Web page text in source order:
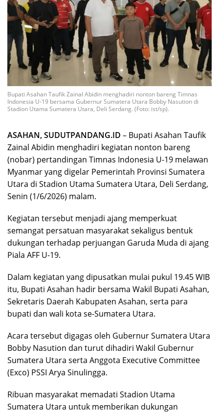
Bupati Asahan Taufik Zainal Abidin menghadiri nonton bareng Timnas
Indonesia U-19 bersama Gubernur Sumatera Utara Bobby Nasution di
Stadion Utama Sumatera Utara, Deli Serdang. (Foto: ist/sp).
ASAHAN, SUDUTPANDANG.ID – Bupati Asahan Taufik
Zainal Abidin menghadiri kegiatan nonton bareng
(nobar) pertandingan Timnas Indonesia U-19 melawan
Myanmar yang digelar Pemerintah Provinsi Sumatera
Utara di Stadion Utama Sumatera Utara, Deli Serdang,
Senin (1/6/2026) malam.
Kegiatan tersebut menjadi ajang memperkuat
semangat persatuan masyarakat sekaligus bentuk
dukungan terhadap perjuangan Garuda Muda di ajang
Piala AFF U-19.
Dalam kegiatan yang dipusatkan mulai pukul 19.45 WIB
itu, Bupati Asahan hadir bersama Wakil Bupati Asahan,
Sekretaris Daerah Kabupaten Asahan, serta para
bupati dan wali kota se-Sumatera Utara.
Acara tersebut digagas oleh Gubernur Sumatera Utara
Bobby Nasution dan turut dihadiri Wakil Gubernur
Sumatera Utara serta Anggota Executive Committee
(Exco) PSSI Arya Sinulingga.
Ribuan masyarakat memadati Stadion Utama
Sumatera Utara untuk memberikan dukungan